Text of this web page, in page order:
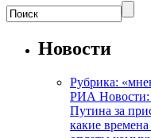
Новости
Рубрика:
РИА Новости:
Путина за
какие